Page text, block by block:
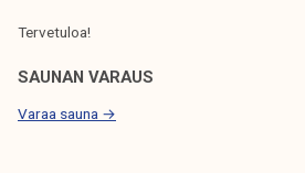
Tervetuloa!
SAUNAN VARAUS
Varaa sauna →